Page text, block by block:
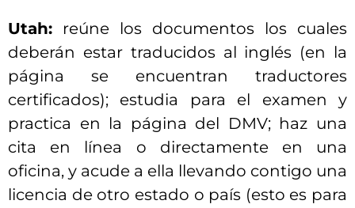
Utah: reúne los documentos los cuales
deberán estar traducidos al inglés (en la
página se encuentran traductores
certificados); estudia para el examen y
practica en la página del DMV; haz una
cita en línea o directamente en una
oficina, y acude a ella llevando contigo una
licencia de otro estado o país (esto es para